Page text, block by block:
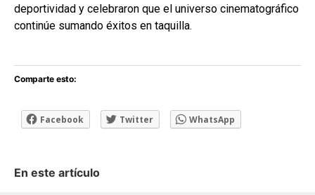
deportividad y celebraron que el universo cinematográfico
continúe sumando éxitos en taquilla.
Comparte esto:
Facebook Twitter WhatsApp
En este artículo